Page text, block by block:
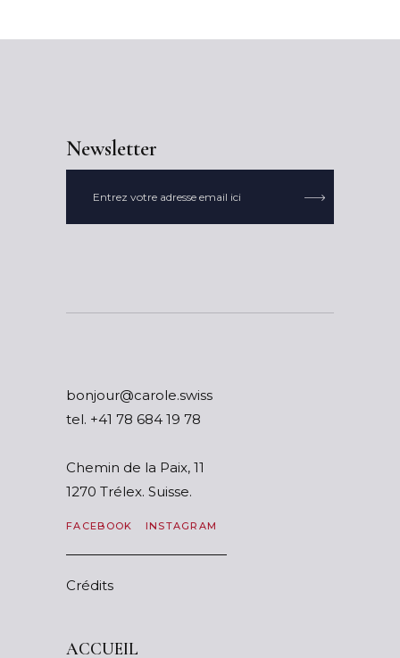
Newsletter

ssiws.elorac@ruojnob
tel. 87 91 486 87 14+
Chemin de la Paix, 11
1270 Trélex. Suisse.
FACEBOOK INSTAGRAM
Crédits
ACCUEIL